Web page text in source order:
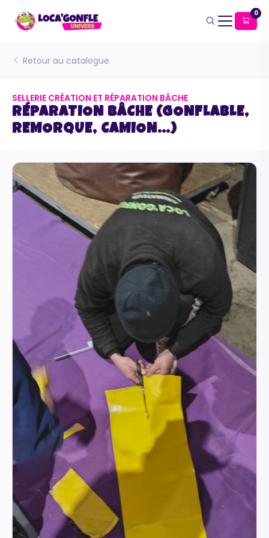
0
Retour au catalogue
SELLERIE CRÉATION ET RÉPARATION BÂCHE
RÉPARATION BÂCHE (GONFLABLE,
REMORQUE, CAMION…)